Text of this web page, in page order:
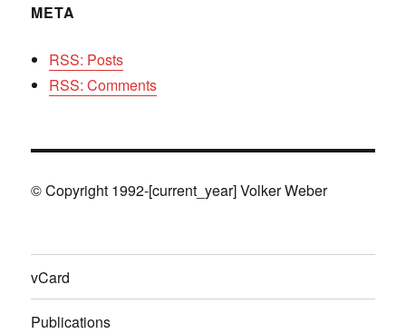
META
RSS: Posts
RSS: Comments
© Copyright 1992-[current_year] Volker Weber
vCard
Publications